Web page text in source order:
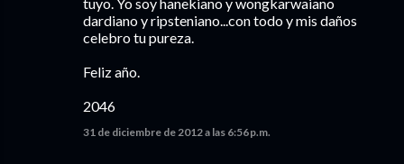
dardiano y ripsteniano...con todo y mis daños
celebro tu pureza.
Feliz año.
2046
31 de diciembre de 2012 a las 6:56 p.m.